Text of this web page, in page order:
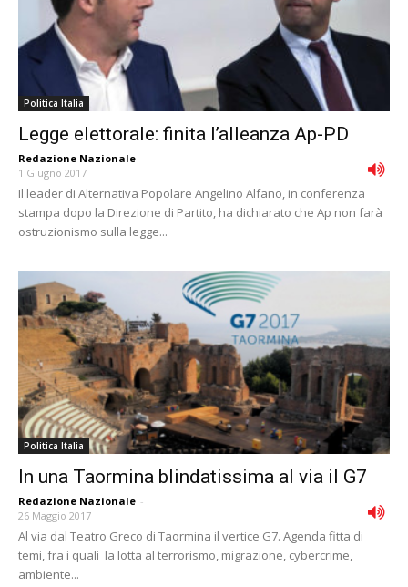
Politica Italia
Legge elettorale: finita l’alleanza Ap-PD
Redazione Nazionale -
1 Giugno 2017
Il leader di Alternativa Popolare Angelino Alfano, in conferenza
stampa dopo la Direzione di Partito, ha dichiarato che Ap non farà
ostruzionismo sulla legge...
Politica Italia
In una Taormina blindatissima al via il G7
Redazione Nazionale -
26 Maggio 2017
Al via dal Teatro Greco di Taormina il vertice G7. Agenda fitta di
temi, fra i quali la lotta al terrorismo, migrazione, cybercrime,
ambiente...